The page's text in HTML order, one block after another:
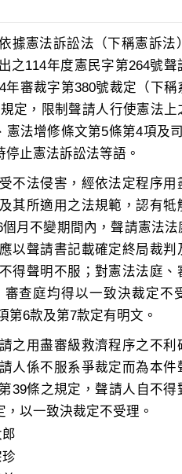
據憲法訴訟法（下稱憲訴法
之114年度憲民字第264號
審裁字第380號裁定（下稱
定，限制聲請人行使憲法
法增修條文第5條第4項及
不法侵害，經依法定程序用
其所適用之法規範，認有牴
月不變期間內，聲請憲法法
以聲請書記載確定終局裁判
得聲明不服；對憲法法庭、
查庭均得以一致決裁定不
之用盡審級救濟程序之不利
人係不服系爭裁定而為本件
39條之規定，聲請人自不得
以一致決裁定不受理。